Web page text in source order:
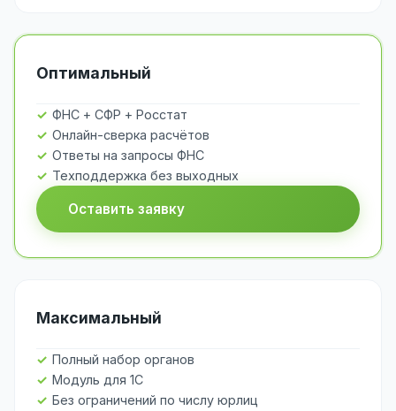
Оптимальный
ФНС + СФР + Росстат
Онлайн-сверка расчётов
Ответы на запросы ФНС
Техподдержка без выходных
Оставить заявку
Максимальный
Полный набор органов
Модуль для 1С
Без ограничений по числу юрлиц